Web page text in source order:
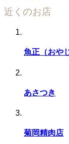
近くのお店
魚正（おや
あさつき
菊岡精肉店